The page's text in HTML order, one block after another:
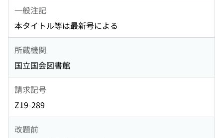
一般注記
本タイトル等は最新号による
所蔵機関
国立国会図書館
請求記号
Z19-289
改題前